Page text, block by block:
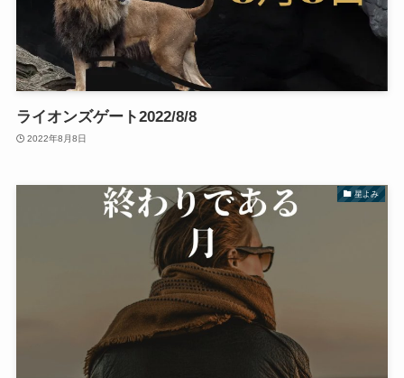
ライオンズゲート2022/8/8
2022年8月8日
星よみ